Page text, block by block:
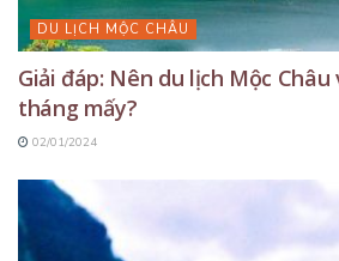
DU LỊCH MỘC CHÂU
Giải đáp: Nên du lịch Mộc
tháng mấy?
02/01/2024